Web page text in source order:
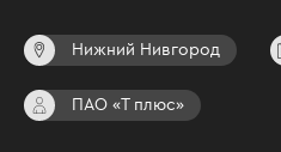
Нижний Нивгород
ПАО «Т плюс»